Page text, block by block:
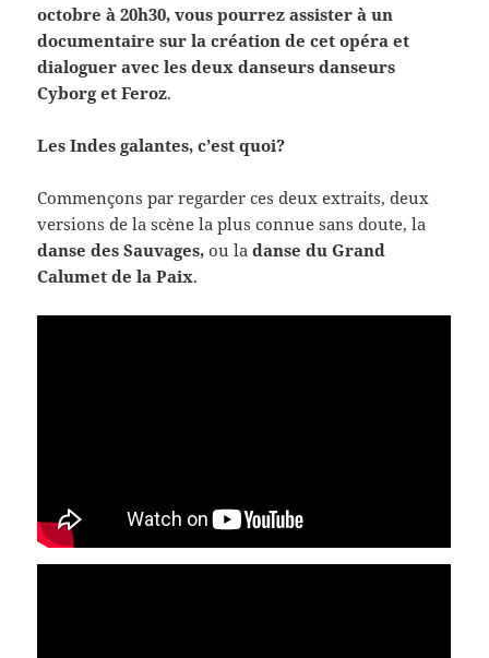
octobre à 20h30, vous pourrez assister à un
documentaire sur la création de cet opéra et
dialoguer avec les deux danseurs danseurs
Cyborg et Feroz.
Les Indes galantes, c’est quoi?
Commençons par regarder ces deux extraits, deux
versions de la scène la plus connue sans doute, la
danse des Sauvages, ou ladanse du Grand
Calumet de la Paix.